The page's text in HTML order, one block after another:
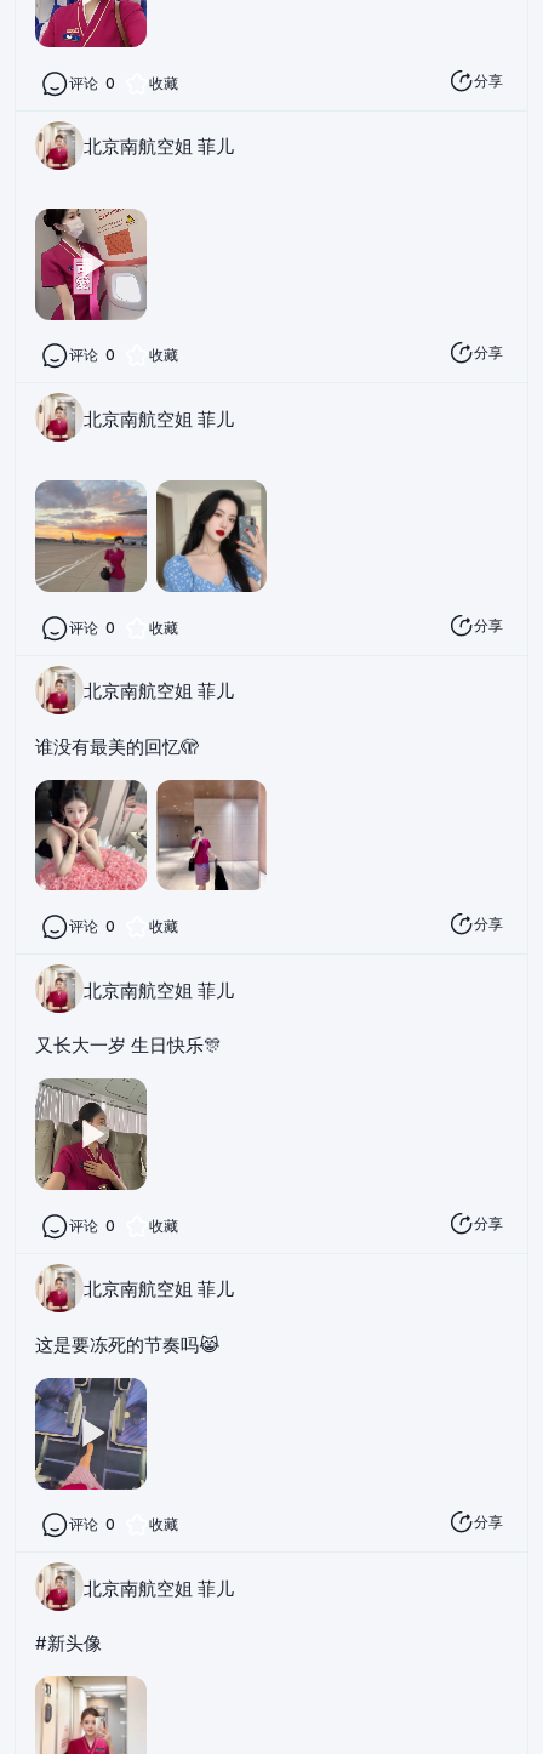
评论 0 收藏 分享
北京南航空姐 菲儿
评论 0 收藏 分享
北京南航空姐 菲儿
评论 0 收藏 分享
北京南航空姐 菲儿
谁没有最美的回忆🫣
评论 0 收藏 分享
北京南航空姐 菲儿
又长大一岁 生日快乐🎊
评论 0 收藏 分享
北京南航空姐 菲儿
这是要冻死的节奏吗😹
评论 0 收藏 分享
北京南航空姐 菲儿
#新头像